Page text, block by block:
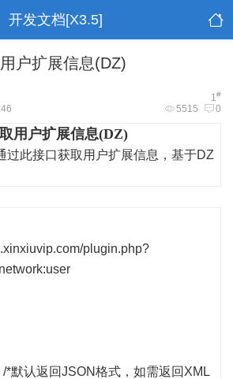
开发文档[X3.5]
户扩展信息(DZ)
1#
5515 0
用户扩展信息(DZ)
过此接口获取用户扩展信息，基于DZ
plugin.php?
认返回JSON格式，如需返回XML